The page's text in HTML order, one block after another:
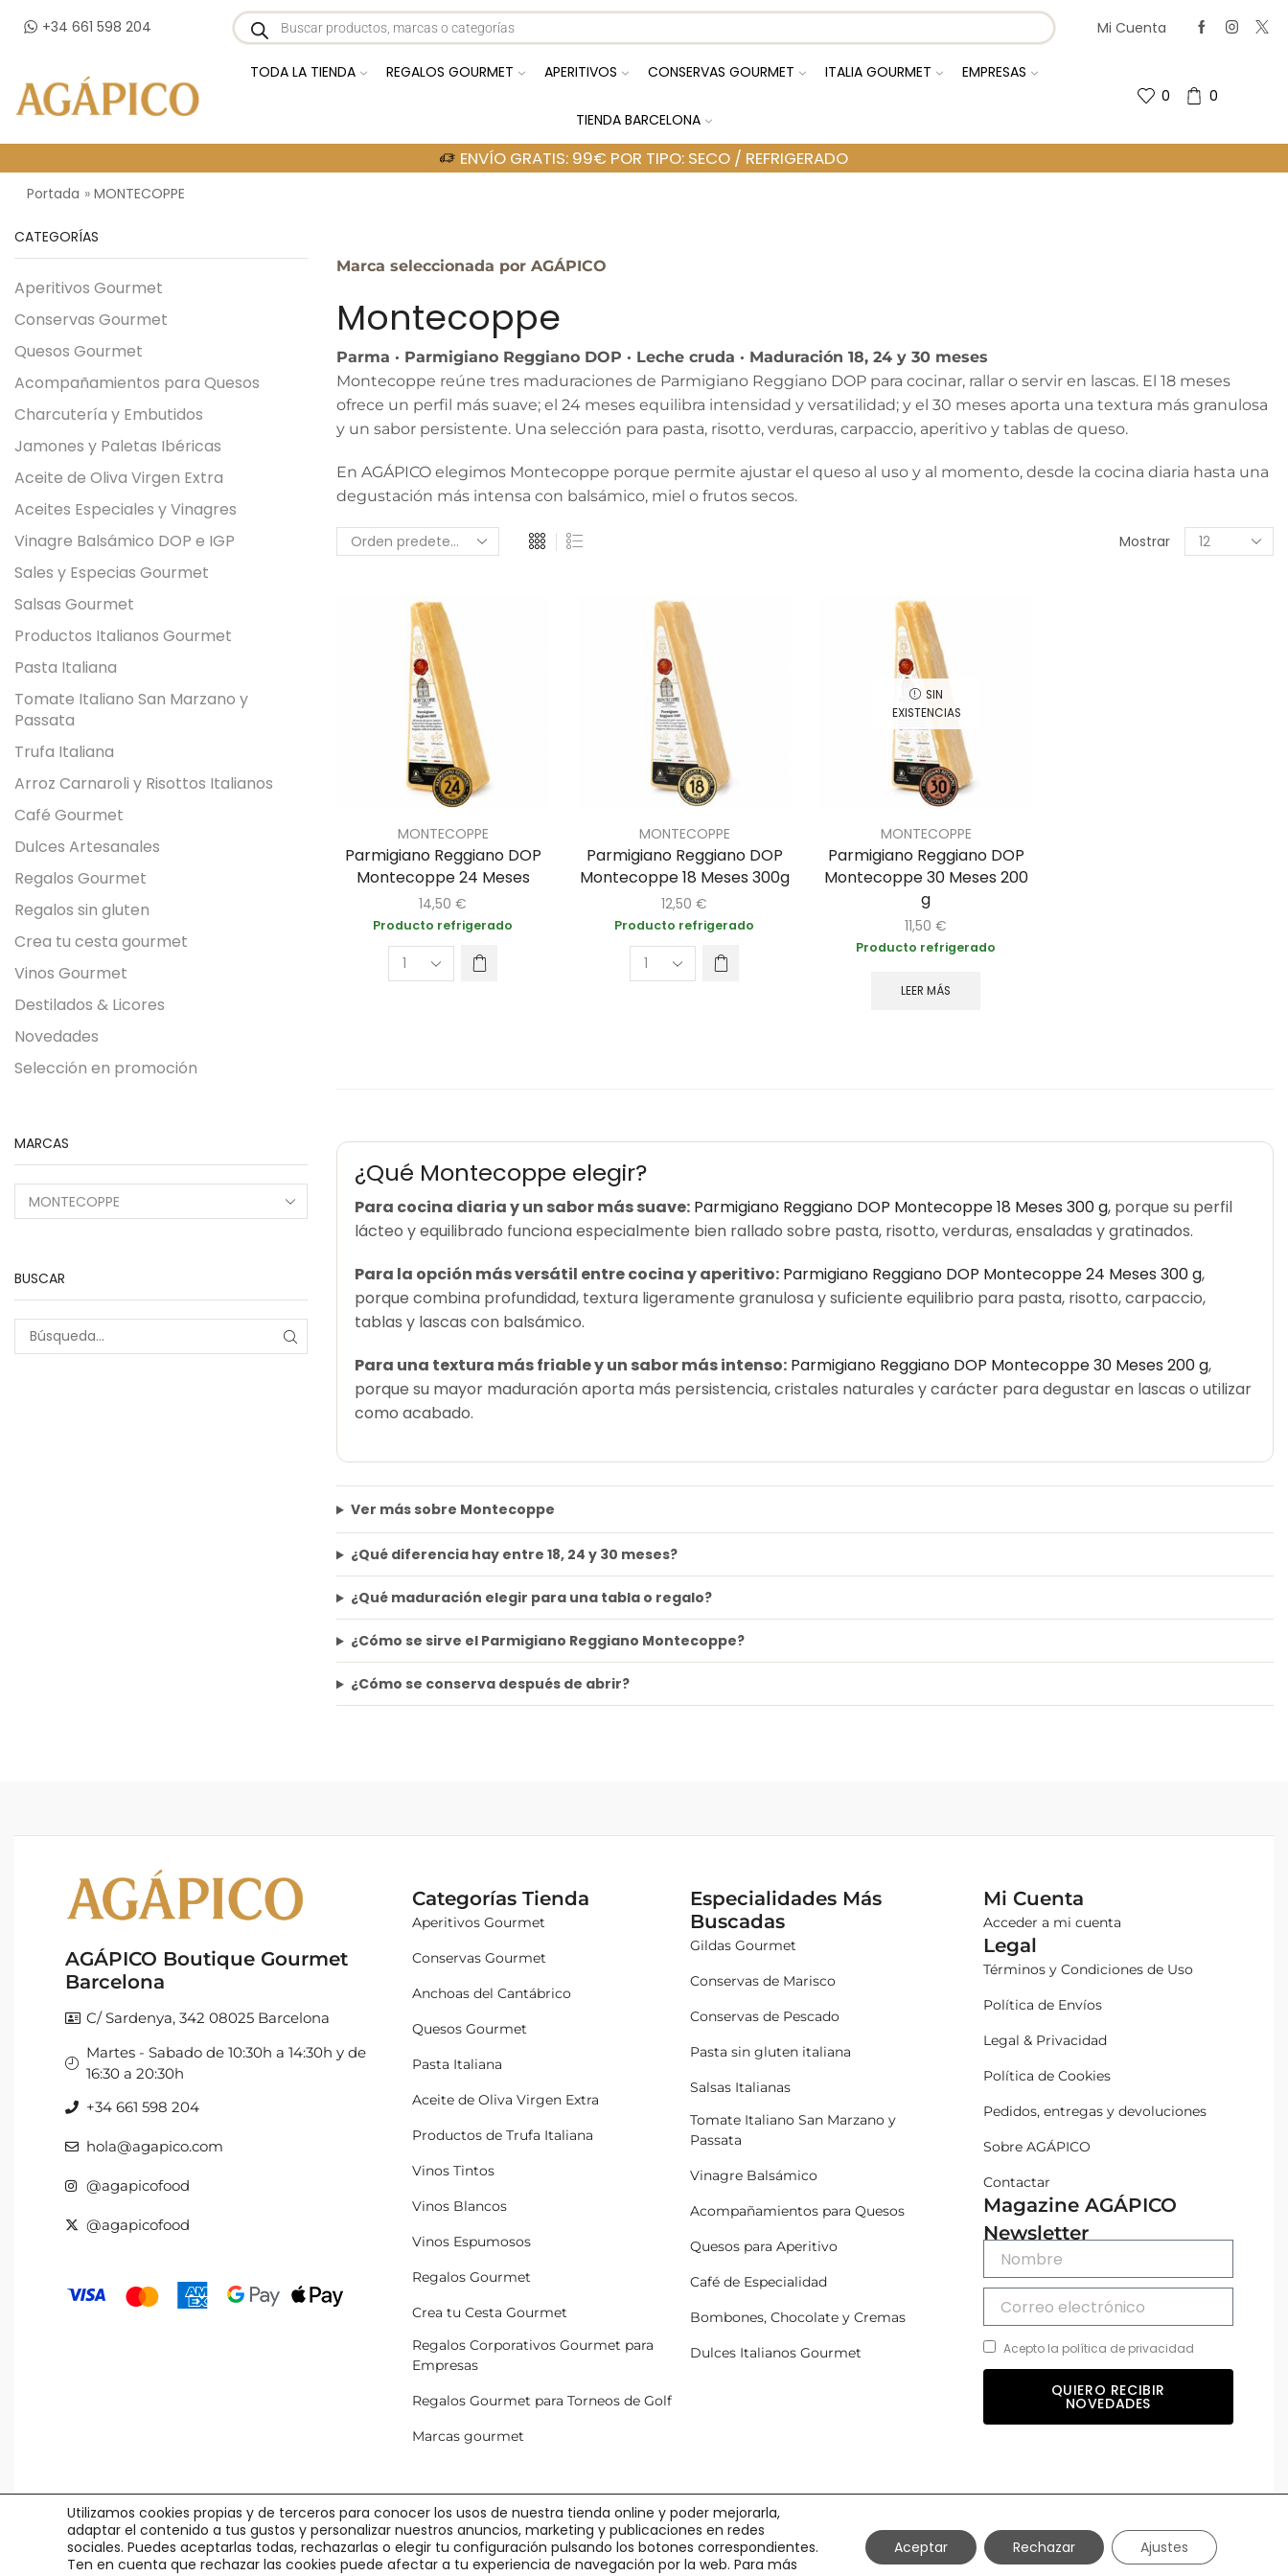
+34 661 598 204 Mi Cuenta
TODA LA TIENDA REGALOS GOURMET APERITIVOS CONSERVAS GOURMET ITALIA GOURMET EMPRESAS
TIENDA BARCELONA
0 0
ENVÍO GRATIS: 99€ POR TIPO: SECO / REFRIGERADO
Portada » MONTECOPPE
Marca seleccionada por AGÁPICO
Montecoppe
Parma · Parmigiano Reggiano DOP · Leche cruda · Maduración 18, 24 y 30 meses
Montecoppe reúne tres maduraciones de Parmigiano Reggiano DOP para cocinar, rallar o servir en lascas. El 18 meses
ofrece un perfil más suave; el 24 meses equilibra intensidad y versatilidad; y el 30 meses aporta una textura más granulosa
y un sabor persistente. Una selección para pasta, risotto, verduras, carpaccio, aperitivo y tablas de queso.
En AGÁPICO elegimos Montecoppe porque permite ajustar el queso al uso y al momento, desde la cocina diaria hasta una
degustación más intensa con balsámico, miel o frutos secos.
Mostrar
MONTECOPPE
Parmigiano Reggiano DOP
Montecoppe 24 Meses
14,50 €
Producto refrigerado
MONTECOPPE
Parmigiano Reggiano DOP
Montecoppe 18 Meses 300g
12,50 €
Producto refrigerado
SIN
EXISTENCIAS
MONTECOPPE
Parmigiano Reggiano DOP
Montecoppe 30 Meses 200
g
11,50 €
Producto refrigerado
LEER MÁS
¿Qué Montecoppe elegir?
Para cocina diaria y un sabor más suave: Parmigiano Reggiano DOP Montecoppe 18 Meses 300 g, porque su perfil
lácteo y equilibrado funciona especialmente bien rallado sobre pasta, risotto, verduras, ensaladas y gratinados.
Para la opción más versátil entre cocina y aperitivo: Parmigiano Reggiano DOP Montecoppe 24 Meses 300 g,
porque combina profundidad, textura ligeramente granulosa y suficiente equilibrio para pasta, risotto, carpaccio,
tablas y lascas con balsámico.
Para una textura más friable y un sabor más intenso: Parmigiano Reggiano DOP Montecoppe 30 Meses 200 g,
porque su mayor maduración aporta más persistencia, cristales naturales y carácter para degustar en lascas o utilizar
como acabado.
Ver más sobre Montecoppe
¿Qué diferencia hay entre 18, 24 y 30 meses?
¿Qué maduración elegir para una tabla o regalo?
¿Cómo se sirve el Parmigiano Reggiano Montecoppe?
¿Cómo se conserva después de abrir?
CATEGORÍAS
Aperitivos Gourmet
Conservas Gourmet
Quesos Gourmet
Acompañamientos para Quesos
Charcutería y Embutidos
Jamones y Paletas Ibéricas
Aceite de Oliva Virgen Extra
Aceites Especiales y Vinagres
Vinagre Balsámico DOP e IGP
Sales y Especias Gourmet
Salsas Gourmet
Productos Italianos Gourmet
Pasta Italiana
Tomate Italiano San Marzano y
Passata
Trufa Italiana
Arroz Carnaroli y Risottos Italianos
Café Gourmet
Dulces Artesanales
Regalos Gourmet
Regalos sin gluten
Crea tu cesta gourmet
Vinos Gourmet
Destilados & Licores
Novedades
Selección en promoción
MARCAS
BUSCAR
AGÁPICO Boutique Gourmet
Barcelona
C/ Sardenya, 342 08025 Barcelona
Martes - Sabado de 10:30h a 14:30h y de
16:30 a 20:30h
+34 661 598 204
hola@agapico.com
@agapicofood
@agapicofood
Categorías Tienda
Aperitivos Gourmet
Conservas Gourmet
Anchoas del Cantábrico
Quesos Gourmet
Pasta Italiana
Aceite de Oliva Virgen Extra
Productos de Trufa Italiana
Vinos Tintos
Vinos Blancos
Vinos Espumosos
Regalos Gourmet
Crea tu Cesta Gourmet
Regalos Corporativos Gourmet para
Empresas
Regalos Gourmet para Torneos de Golf
Marcas gourmet
Especialidades Más
Buscadas
Gildas Gourmet
Conservas de Marisco
Conservas de Pescado
Pasta sin gluten italiana
Salsas Italianas
Tomate Italiano San Marzano y
Passata
Vinagre Balsámico
Acompañamientos para Quesos
Quesos para Aperitivo
Café de Especialidad
Bombones, Chocolate y Cremas
Dulces Italianos Gourmet
Mi Cuenta
Acceder a mi cuenta
Legal
Términos y Condiciones de Uso
Política de Envíos
Legal & Privacidad
Política de Cookies
Pedidos, entregas y devoluciones
Sobre AGÁPICO
Contactar
Magazine AGÁPICO
Newsletter
Acepto la política de privacidad
QUIERO RECIBIR
NOVEDADES
Utilizamos cookies propias y de terceros para conocer los usos de nuestra tienda online y poder mejorarla,
adaptar el contenido a tus gustos y personalizar nuestros anuncios, marketing y publicaciones en redes
sociales. Puedes aceptarlas todas, rechazarlas o elegir tu configuración pulsando los botones correspondientes.
Ten en cuenta que rechazar las cookies puede afectar a tu experiencia de navegación por la web. Para más
Aceptar Rechazar Ajustes